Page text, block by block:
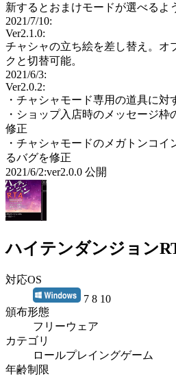
新するとおまけモードが選べるよ
2021/7/10:
Ver2.1.0:
チャシャの立ち絵を差し替え。オ
クと切替可能。
2021/6/3:
Ver2.0.2:
・チャシャモード専用の道具に対
・ショップ入店時のメッセージ
修正
・チャシャモードのメガトンコ
るバグを修正
2021/6/2:ver2.0.0 公開
ハイテンダンジョン
対応OS
7 8 10
頒布形態
フリーウェア
カテゴリ
ロールプレイングゲーム
年齢制限